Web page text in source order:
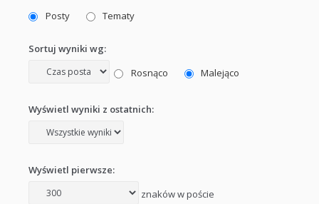
Posty
Tematy
Sortuj wyniki wg:
Rosnąco
Malejąco
Wyświetl wyniki z ostatnich:
Wyświetl pierwsze:
znaków w poście